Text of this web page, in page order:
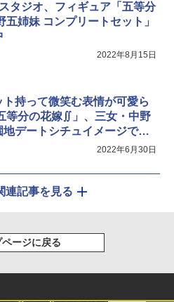
タジオ、フィギュア「五等分
五姉妹 コンプリートセット」
2022年8月15日
ト持って微笑む表情が可愛ら
等分の花嫁∬」、三女・中野
地デートシチュイメージで立
2022年6月30日
連記事を見る
ページに戻る